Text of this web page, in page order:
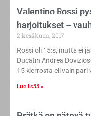
​Valentino Rossi
harjoitukset –
2 kesäkuun, 2017
Rossi oli 15:s, mutta ei
Ducatin Andrea
15 kierrosta eli vain pari
Lue lisää »